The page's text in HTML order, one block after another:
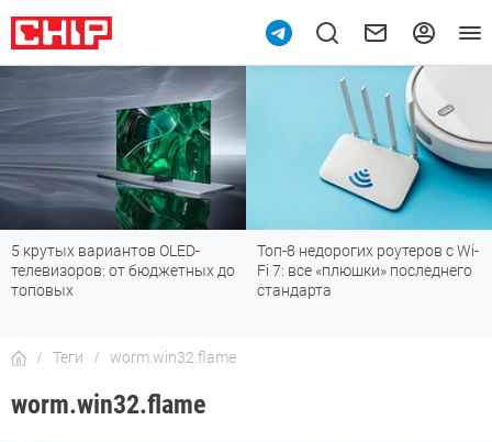
5 крутых вариантов OLED-
телевизоров: от бюджетных до
топовых
Топ-8 недорогих роутеров с Wi-
Fi 7: все «плюшки» последнего
стандарта
Теги worm.win32.flame
worm.win32.flame